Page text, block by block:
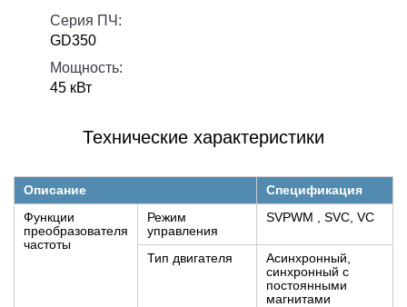
Серия ПЧ:
GD350
Мощность:
45 кВт
Технические характеристики
Описание
Спецификация
Функции
преобразователя
частоты
Режим
управления
SVPWM , SVC, VC
Тип двигателя
Асинхронный,
синхронный с
постоянными
магнитами